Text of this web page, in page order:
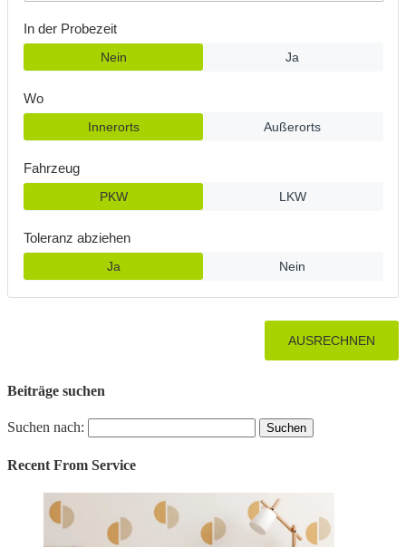
Beiträge suchen
Suchen nach:
Recent From Service